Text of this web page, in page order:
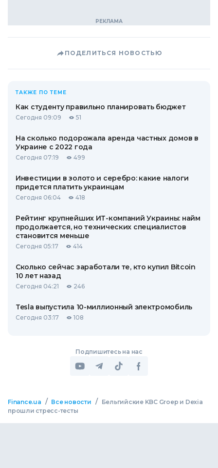
ПОДЕЛИТЬСЯ НОВОСТЬЮ
ТАКЖЕ ПО ТЕМЕ
Как студенту правильно планировать бюджет
Сегодня 09:09 51
На сколько подорожала аренда частных домов в
Украине с 2022 года
Сегодня 07:19 499
Инвестиции в золото и серебро: какие налоги
придется платить украинцам
Сегодня 06:04 418
Рейтинг крупнейших ИТ-компаний Украины: найм
продолжается, но технических специалистов
становится меньше
Сегодня 05:17 414
Сколько сейчас заработали те, кто купил Bitcoin
10 лет назад
Сегодня 04:21 246
Tesla выпустила 10-миллионный электромобиль
Сегодня 03:17 108
Подпишитесь на нас
Finance.ua / Все новости /
Бельгийские KBC Groep и Dexia
прошли стресс-тесты